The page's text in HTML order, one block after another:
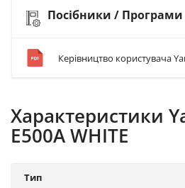
Посібники / Програми
Керівництво користувача
Характеристики
E500A WHITE
Тип